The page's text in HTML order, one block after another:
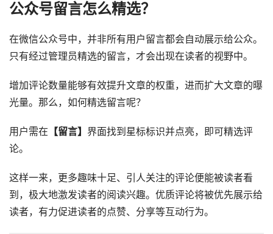
公众号留言怎么精选？
在微信公众号中，并非所有用户留言都会自动展示给公众。
只有经过管理员精选的留言，才会出现在读者的视野中。
增加评论数量能够有效提升文章的权重，进而扩大文章的曝
光量。那么，如何精选留言呢？
用户需在 【留言】 界面找到星标标识并点亮，即可精选评
论。
这样一来，更多趣味十足、引人关注的评论便能被读者看
到，极大地激发读者的阅读兴趣。优质评论将被优先展示给
读者，有力促进读者的点赞、分享等互动行为。